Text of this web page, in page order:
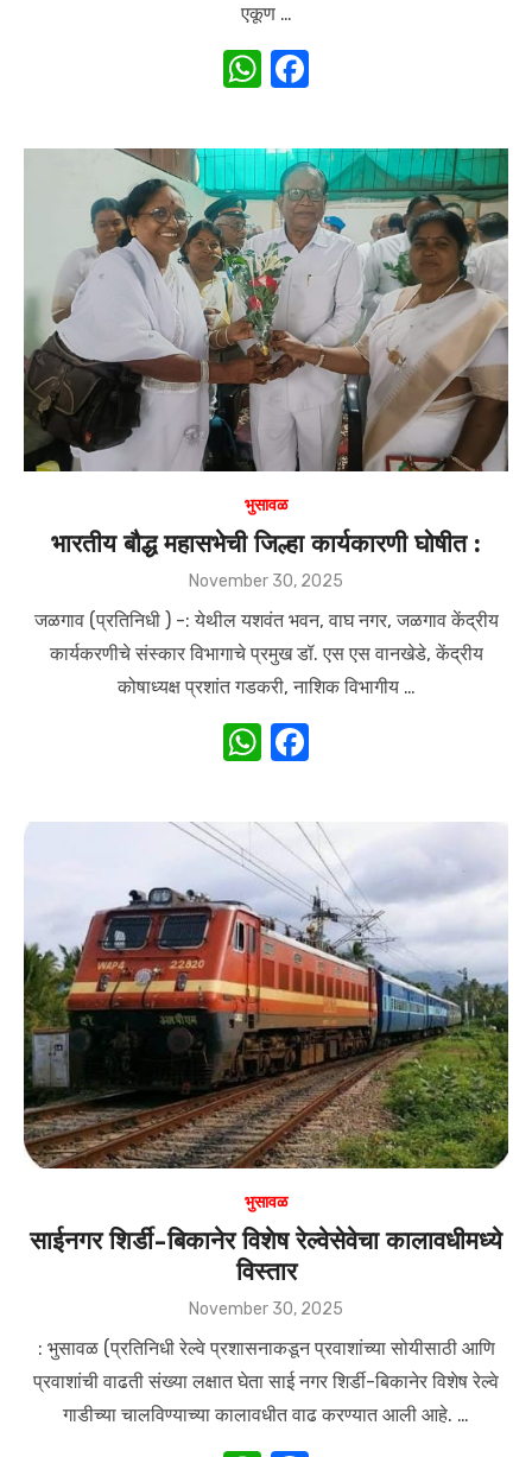
एकूण …
W
at
s
A
p
p
c
e
b
o
o
k
भुसावळ
भारतीय बौद्ध महासभेची जिल्हा कार्यकारणी घोषीत :
Posted
November 30, 2025
जळगाव (प्रतिनिधी ) -: येथील यशवंत भवन, वाघ नगर, जळगाव केंद्रीय
कार्यकरणीचे संस्कार विभागाचे प्रमुख डॉ. एस एस वानखेडे, केंद्रीय
कोषाध्यक्ष प्रशांत गडकरी, नाशिक विभागीय …
W
at
s
A
p
p
c
e
b
o
o
k
भुसावळ
साईनगर शिर्डी-बिकानेर विशेष रेल्वेसेवेचा कालावधीमध्ये
विस्तार
Posted
November 30, 2025
: भुसावळ (प्रतिनिधी रेल्वे प्रशासनाकडून प्रवाशांच्या सोयीसाठी आणि
प्रवाशांची वाढती संख्या लक्षात घेता साई नगर शिर्डी-बिकानेर विशेष रेल्वे
गाडीच्या चालविण्याच्या कालावधीत वाढ करण्यात आली आहे. …